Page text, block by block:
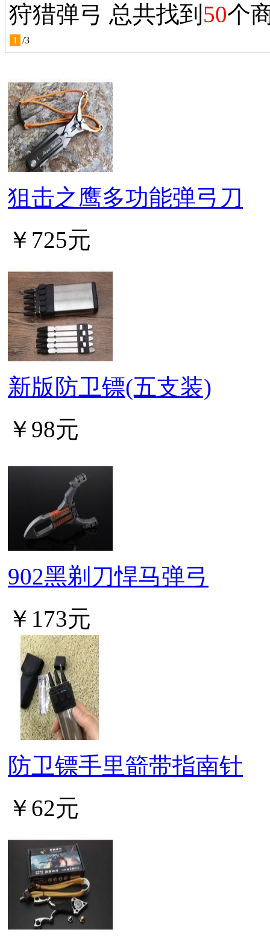
狩猎弹弓 总共找到50个
1 /3
狙击之鹰多功能弹弓刀
￥725元
新版防卫镖(五支装)
￥98元
902黑剃刀悍马弹弓
￥173元
防卫镖手里箭带指南针
￥62元